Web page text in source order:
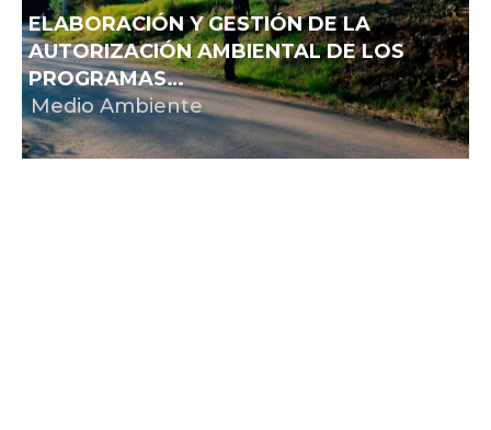
ELABORACIÓN Y GESTIÓN DE LA
AUTORIZACIÓN AMBIENTAL DE LOS
PROGRAMAS…
Medio Ambiente